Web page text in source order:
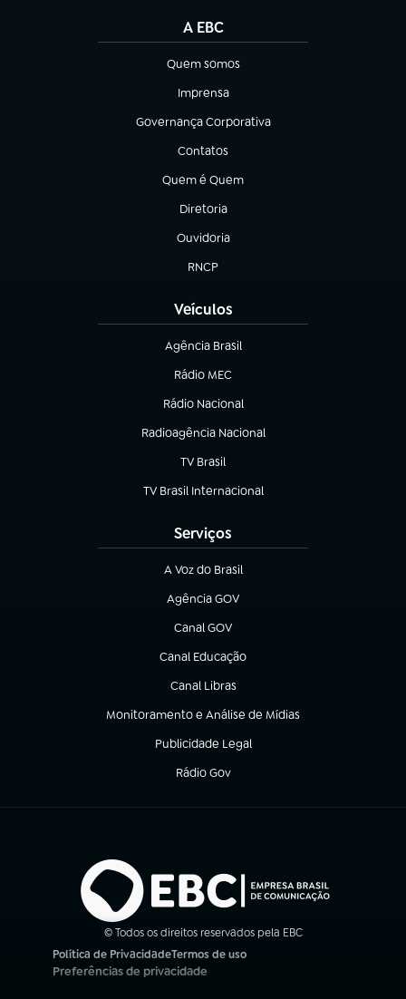
A EBC
Quem somos
(abre em nova aba)
Imprensa
(abre em nova aba)
Governança Corporativa
(abre em nova aba)
Contatos
(abre em nova aba)
Quem é Quem
(abre em nova aba)
Diretoria
(abre em nova aba)
Ouvidoria
(abre em nova aba)
RNCP
(abre em nova aba)
Veículos
Agência Brasil
(abre em nova aba)
Rádio MEC
Rádio Nacional
(abre em nova aba)
Radioagência Nacional
(abre em nova aba)
TV Brasil
(abre em nova aba)
TV Brasil Internacional
(abre em nova aba)
Serviços
A Voz do Brasil
(abre em nova aba)
Agência GOV
(abre em nova aba)
Canal GOV
(abre em nova aba)
Canal Educação
(abre em nova aba)
Canal Libras
(abre em nova aba)
Monitoramento e Análise de Mídias
(abre em nova aba)
Publicidade Legal
(abre em nova aba)
Rádio Gov
(abre em nova aba)
© Todos os direitos reservados pela EBC
Política de Privacidade
(abre em nova aba)
Termos de uso
(abre em nova aba)
Preferências de privacidade